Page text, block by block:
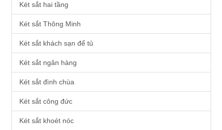
Két sắt hai tầng
Két sắt Thông Minh
Két sắt khách sạn để tủ
Két sắt ngân hàng
Két sắt đình chùa
Két sắt công đức
Két sắt khoét nóc